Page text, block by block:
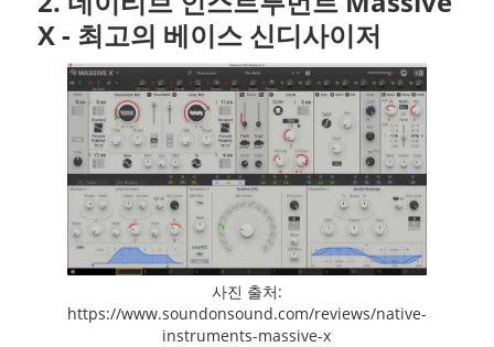
X - 최고의 베이스 신디사이저
사진 출처:
https://www.soundonsound.com/reviews/native-
instruments-massive-x